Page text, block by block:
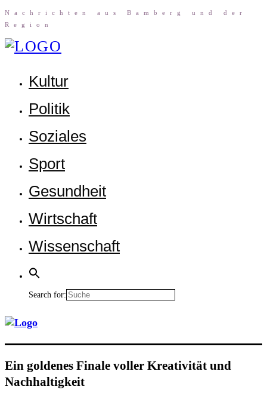
Nach­rich­ten aus Bam­berg und der
Region
Kul­tur
Poli­tik
Sozia­les
Sport
Gesund­heit
Wirt­schaft
Wis­sen­schaft
Search for:
Ein gol­de­nes Fina­le vol­ler Krea­ti­vi­tät und
Nachhaltigkeit